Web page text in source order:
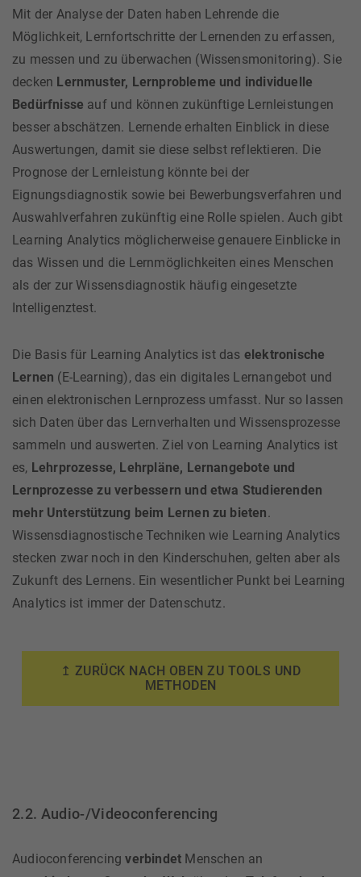
Mit der Analyse der Daten haben Lehrende die
Möglichkeit, Lernfortschritte der Lernenden zu erfassen,
zu messen und zu überwachen (Wissensmonitoring). Sie
decken Lernmuster, Lernprobleme und individuelle
Bedürfnisse auf und können zukünftige Lernleistungen
besser abschätzen. Lernende erhalten Einblick in diese
Auswertungen, damit sie diese selbst reflektieren. Die
Prognose der Lernleistung könnte bei der
Eignungsdiagnostik sowie bei Bewerbungsverfahren und
Auswahlverfahren zukünftig eine Rolle spielen. Auch gibt
Learning Analytics möglicherweise genauere Einblicke in
das Wissen und die Lernmöglichkeiten eines Menschen
als der zur Wissensdiagnostik häufig eingesetzte
Intelligenztest.
Die Basis für Learning Analytics ist das elektronische
Lernen (E-Learning), das ein digitales Lernangebot und
einen elektronischen Lernprozess umfasst. Nur so lassen
sich Daten über das Lernverhalten und Wissensprozesse
sammeln und auswerten. Ziel von Learning Analytics ist
es, Lehrprozesse, Lehrpläne, Lernangebote und
Lernprozesse zu verbessern und etwa Studierenden
mehr Unterstützung beim Lernen zu bieten.
Wissensdiagnostische Techniken wie Learning Analytics
stecken zwar noch in den Kinderschuhen, gelten aber als
Zukunft des Lernens. Ein wesentlicher Punkt bei Learning
Analytics ist immer der Datenschutz.
↥ ZURÜCK NACH OBEN ZU TOOLS UND
METHODEN
2.2. Audio-/Videoconferencing
Audioconferencingverbindet Menschen an